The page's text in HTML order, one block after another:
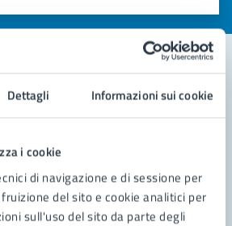
Dettagli Informazioni sui cookie
i cookie
di navigazione e di sessione per
del sito e cookie analitici per
sull'uso del sito da parte degli
5 stelle su 5
stelle su 5
su 5
5